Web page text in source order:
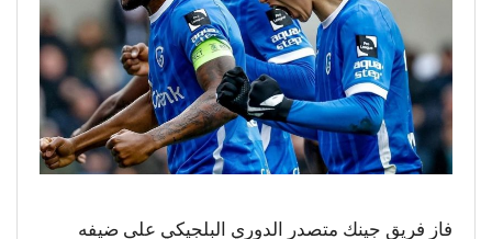
فاز فريق جينك متصدر الدوري البلجيكي على ضيفه